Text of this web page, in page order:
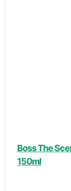
Boss The
150ml